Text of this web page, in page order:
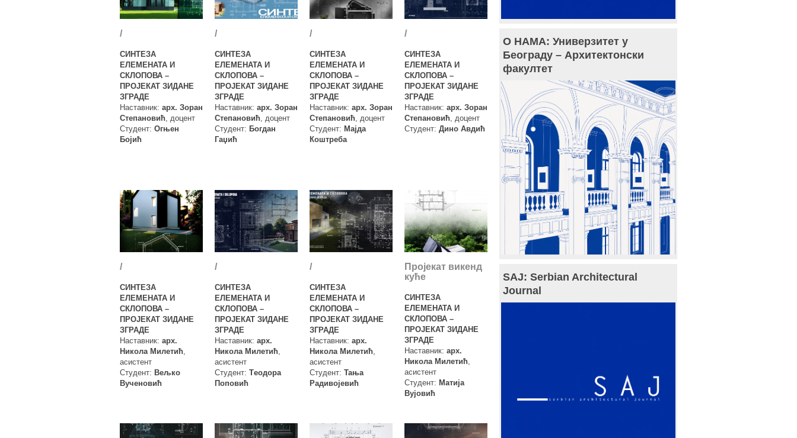
/
СИНТЕЗА
ЕЛЕМЕНАТА И
СКЛОПОВА –
ПРОЈЕКАТ ЗИДАНЕ
ЗГРАДЕ
Наставник: арх. Зоран
Степановић , доцент
Студент: Огњен
Бојић
/
СИНТЕЗА
ЕЛЕМЕНАТА И
СКЛОПОВА –
ПРОЈЕКАТ ЗИДАНЕ
ЗГРАДЕ
Наставник: арх. Зоран
Степановић , доцент
Студент: Богдан
Гаџић
/
СИНТЕЗА
ЕЛЕМЕНАТА И
СКЛОПОВА –
ПРОЈЕКАТ ЗИДАНЕ
ЗГРАДЕ
Наставник: арх. Зоран
Степановић , доцент
Студент: Мајда
Коштреба
/
СИНТЕЗА
ЕЛЕМЕНАТА И
СКЛОПОВА –
ПРОЈЕКАТ ЗИДАНЕ
ЗГРАДЕ
Наставник: арх. Зоран
Степановић , доцент
Студент: Дино Авдић
/
СИНТЕЗА
ЕЛЕМЕНАТА И
СКЛОПОВА –
ПРОЈЕКАТ ЗИДАНЕ
ЗГРАДЕ
Наставник: арх.
Никола Милетић
асистент
Студент: Вељко
Вученовић
/
СИНТЕЗА
ЕЛЕМЕНАТА И
СКЛОПОВА –
ПРОЈЕКАТ ЗИДАНЕ
ЗГРАДЕ
Наставник: арх.
Никола Милетић
асистент
Студент: Tеодора
Поповић
/
СИНТЕЗА
ЕЛЕМЕНАТА И
СКЛОПОВА –
ПРОЈЕКАТ ЗИДАНЕ
ЗГРАДЕ
Наставник: арх.
Никола Милетић
асистент
Студент: Taња
Радивојевић
Пројекат викенд
куће
СИНТЕЗА
ЕЛЕМЕНАТА И
СКЛОПОВА –
ПРОЈЕКАТ ЗИДАНЕ
ЗГРАДЕ
Наставник: арх.
Никола Милетић
асистент
Студент: Матија
Вујовић
О НАМА: Универзитет у
Београду – Архитектонски
факултет
SAJ: Serbian Architectural
Journal